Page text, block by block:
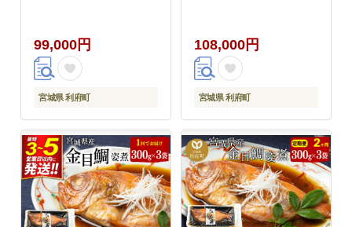
ず つまみ レンチン 湯
煎 簡単 煮物 煮付]
99,000円
宮城県 利府町
ず つまみ レンチン 湯
煎 簡単 煮物 煮付]
108,000円
宮城県 利府町